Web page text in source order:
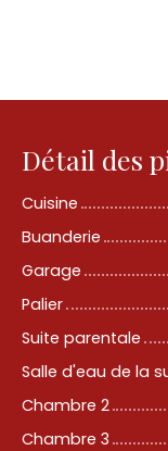
Détail des
Cuisine
Buanderie
Garage
Palier
Suite parentale
Salle d'eau de la
Chambre 2
Chambre 3